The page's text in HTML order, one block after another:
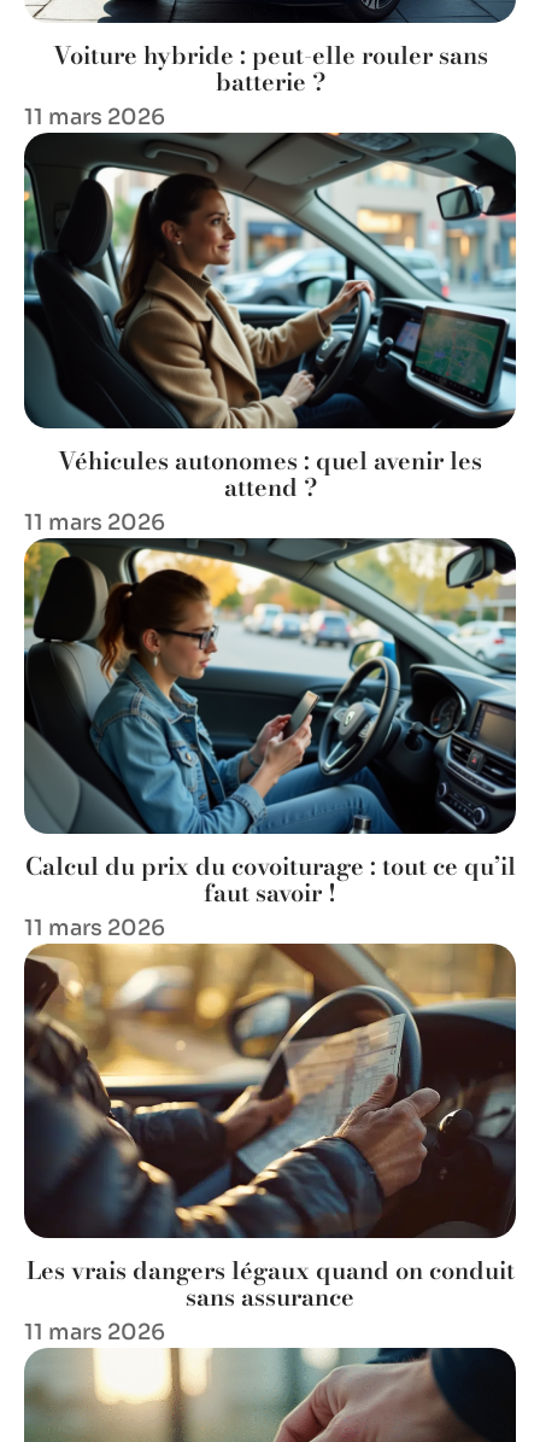
Voiture hybride : peut-elle rouler sans
batterie ?
11 mars 2026
Véhicules autonomes : quel avenir les
attend ?
11 mars 2026
Calcul du prix du covoiturage : tout ce qu’il
faut savoir !
11 mars 2026
Les vrais dangers légaux quand on conduit
sans assurance
11 mars 2026